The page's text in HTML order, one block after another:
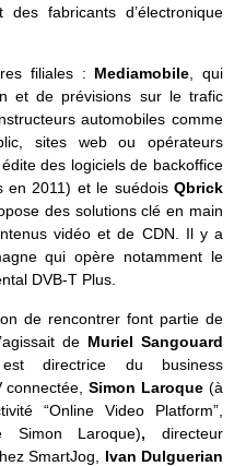
fabricants d’électronique
filiales : Mediamobile, qui
et de prévisions sur le trafic
automobiles comme
sites web ou opérateurs
des logiciels de backoffice
en 2011) et le suédois Qbrick
des solutions clé en main
vidéo et de CDN. Il y a
qui opère notamment le
DVB-T Plus.
de rencontrer font partie de
de Muriel Sangouard
directrice du business
connectée,Simon Laroque (à
“Online Video Platform”,
Laroque),directeur
SmartJog, Ivan Dulguerian